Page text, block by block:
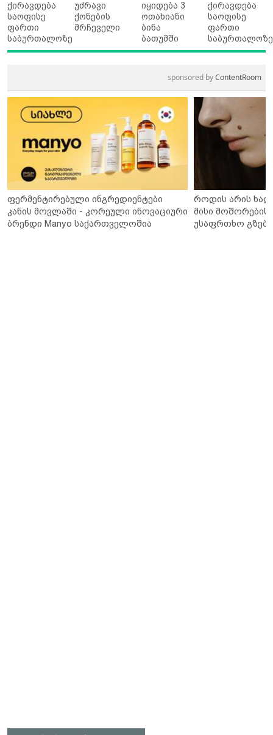
ქირავდება
საოფისე
ფართი
საბურთალოზე
უძრავი
ქონების
მრჩეველი
იყიდება 3
ოთახიანი
ბინა
ბათუმში
ქირავდება
საოფისე
ფართი
საბურთალოზე
sponsored byContentRoom
ფერმენტირებული ინგრედიენტები
კანის მოვლაში - კორეული ინოვაციური
ბრენდი Manyo საქართველოშია
როდის არის
მისი მოშორების
უსაფრთხო გზები